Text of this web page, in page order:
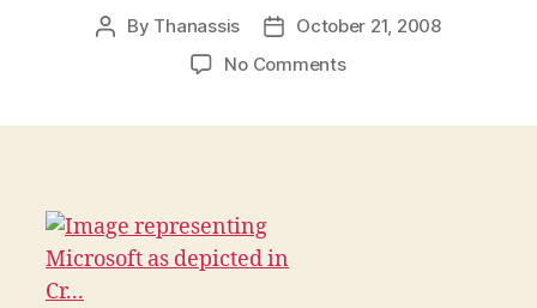
Post
By Thanassis
PostOctober 21, 2008
No Commentson